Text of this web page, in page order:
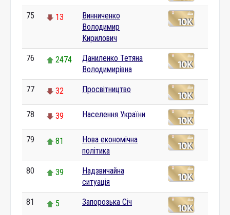
75 13
Винниченко
Володимир
Кирилович
76 2474
Даниленко Тетяна
Володимирівна
77 32 Просвітництво
78 39 Населення України
79 81
Нова економічна
політика
80 39
Надзвичайна
ситуація
81 5 Запорозька Січ